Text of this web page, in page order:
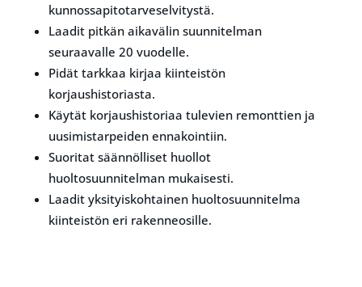
kunnossapitotarveselvitystä.
Laadit pitkän aikavälin suunnitelman
seuraavalle 20 vuodelle.
Pidät tarkkaa kirjaa kiinteistön
korjaushistoriasta.
Käytät korjaushistoriaa tulevien remonttien ja
uusimistarpeiden ennakointiin.
Suoritat säännölliset huollot
huoltosuunnitelman mukaisesti.
Laadit yksityiskohtainen huoltosuunnitelma
kiinteistön eri rakenneosille.